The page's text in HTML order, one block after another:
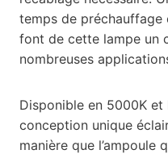
temps de préchauffage
font de cette lampe un
nombreuses
Disponible en 5000K et
conception unique
manière que l’ampoule